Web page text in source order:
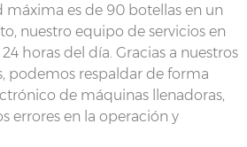
máxima es de 90 botellas en un
nuestro equipo de servicios en
24 horas del día. Gracias a nuestros
podemos respaldar de forma
de máquinas llenadoras,
errores en la operación y